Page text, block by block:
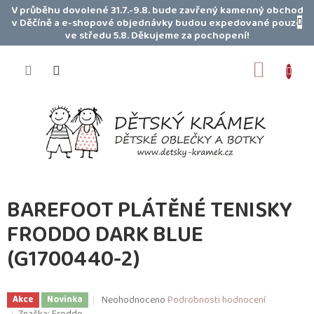
PřejítV průběhu dovolené 31.7.-9.8. bude zavřený kamenný obchod
v Děčíně a e-shopové objednávky budou expedované pouze
ve středu 5.8. Děkujeme za pochopení!
BAREFOOT PLÁTĚNÉ TENISKY
FRODDO DARK BLUE
(G1700440-2)
Akce Novinka
Průměrné
NeohodnocenoPodrobnosti hodnocení